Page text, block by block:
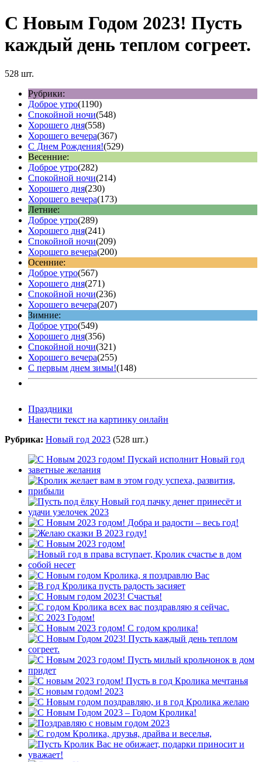
С Новым Годом 2023! Пусть
каждый день теплом согреет.
528 шт.
Рубрики:
Доброе утро(1190)
Спокойной ночи(548)
Хорошего дня(558)
Хорошего вечера(367)
С Днем Рождения!(529)
Весенние:
Доброе утро(282)
Спокойной ночи(214)
Хорошего дня(230)
Хорошего вечера(173)
Летние:
Доброе утро(289)
Хорошего дня(241)
Спокойной ночи(209)
Хорошего вечера(200)
Осенние:
Доброе утро(567)
Хорошего дня(271)
Спокойной ночи(236)
Хорошего вечера(207)
Зимние:
Доброе утро(549)
Хорошего дня(356)
Спокойной ночи(321)
Хорошего вечера(255)
С первым днем зимы!(148)
Праздники
Нанести текст на картинку онлайн
Рубрика: Новый год 2023 (528 шт.)